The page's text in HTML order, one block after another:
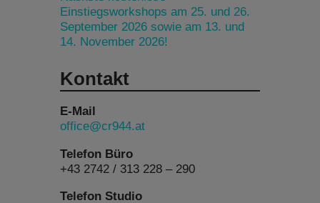
Einstiegsworkshops am 25. und 26.
September 2026 sowie am 13. und
14. November 2026!
Kontakt
E-Mail
office@cr944.at
Telefon Büro
+43 2742 / 313 228 – 290
Telefon Studio